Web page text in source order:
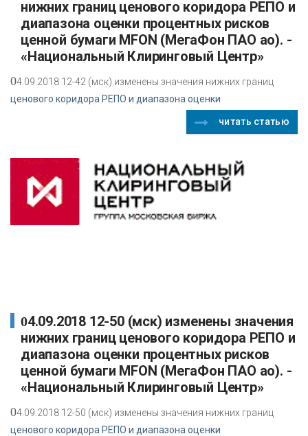
нижних границ ценового коридора РЕПО и
диапазона оценки процентных рисков
ценной бумаги MFON (МегаФон ПАО ао). -
«Национальный Клиринговый Центр»
04.09.2018 12-42 (мск) изменены значения нижних границ
ценового коридора РЕПО и диапазона оценки
читать статью
04.09.2018 12-50 (мск) изменены значения
нижних границ ценового коридора РЕПО и
диапазона оценки процентных рисков
ценной бумаги MFON (МегаФон ПАО ао). -
«Национальный Клиринговый Центр»
04.09.2018 12-50 (мск) изменены значения нижних границ
ценового коридора РЕПО и диапазона оценки